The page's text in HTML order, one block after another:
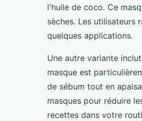
l'huile de coco. Ce
sèches. Les utilisateurs
quelques applications.
Une autre variante
masque est
de sébum tout en
masques pour réduire
recettes dans votre